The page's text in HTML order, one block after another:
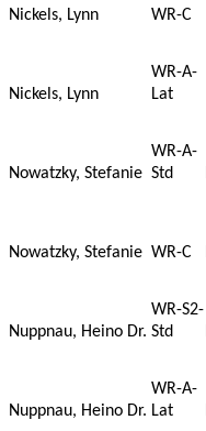
Nickels, Lynn WR-C
Nickels, Lynn
WR-A-
Lat
Nowatzky, Stefanie
WR-A-
Std
Nowatzky, Stefanie WR-C
Nuppnau, Heino Dr.
WR-S2-
Std
Nuppnau, Heino Dr.
WR-A-
Lat